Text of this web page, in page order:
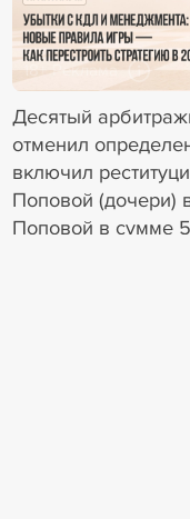
18+ Реклама
Десятый
отменил
включил
Поповой (дочери)
Поповой в сумме